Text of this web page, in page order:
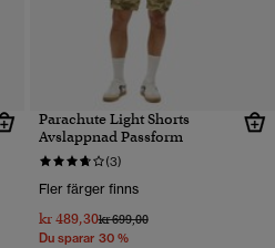
Parachute Light Shorts
Avslappnad Passform
(3)
Fler färger finns
kr 489,30Pris reducerat från
kr 699,00till
Du sparar 30 %